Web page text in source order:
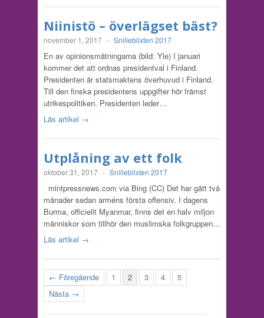
Niinistö – överlägset bäst?
november 1, 2017 - Snilleblixten 2017
En av opinionsmätningarna (bild: Yle) I januari
kommer det att ordnas presidentval i Finland.
Presidenten är statsmaktens överhuvud i Finland.
Till den finska presidentens uppgifter hör främst
utrikespolitiken. Presidenten leder…
Läs artikel →
Utplåning av ett folk
oktober 31, 2017 - Snilleblixten 2017
mintpressnews.com via Bing (CC) Det har gått två
månader sedan arméns första offensiv. I dagens
Burma, officiellt Myanmar, finns det en halv miljon
människor som tillhör den muslimska folkgruppen…
Läs artikel →
← Föregående 1 2 3 4
5
Nästa →